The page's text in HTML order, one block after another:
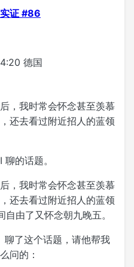
证 #86
德国
，我时常会怀念甚至羡慕
还去看过附近招人的蓝领
的话题。
，我时常会怀念甚至羡慕
还去看过附近招人的蓝领
由了又怀念朝九晚五。
聊了这个话题，请他帮我
问的：